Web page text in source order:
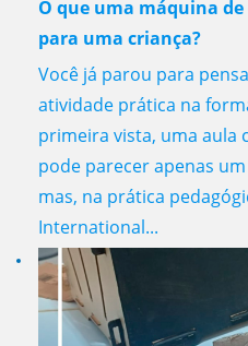
O que uma máquina
para uma criança?
Você já parou para
atividade prática na
primeira vista, uma aula
pode parecer apenas
mas, na prática
International...